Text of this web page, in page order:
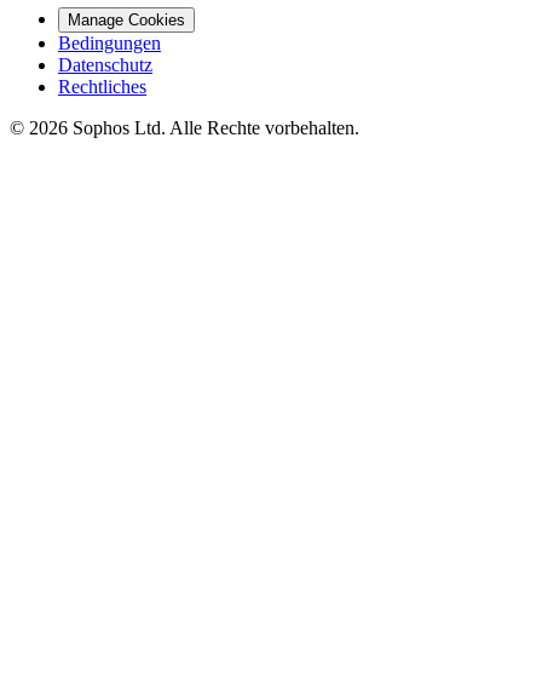
Manage Cookies
Bedingungen
Datenschutz
Rechtliches
© 2026 Sophos Ltd. Alle Rechte vorbehalten.